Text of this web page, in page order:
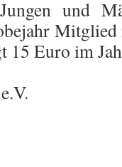
und
15 Euro im